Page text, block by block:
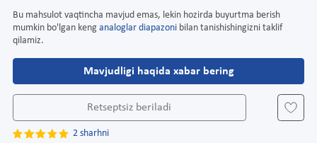
Bu mahsulot vaqtincha mavjud emas, lekin hozirda buyurtma berish
mumkin bo'lgan keng analoglar diapazoni bilan tanishishingizni taklif
qilamiz.
Mavjudligi haqida xabar bering
Retseptsiz beriladi
2 sharhni